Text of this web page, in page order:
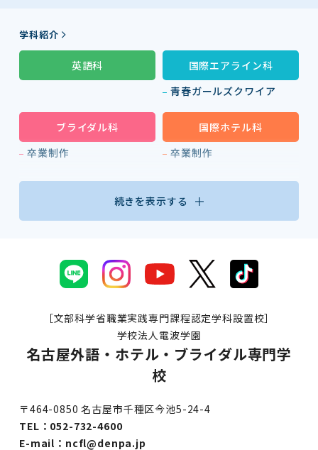
学科紹介
英語科
国際エアライン科
青春ガールズクワイア
ブライダル科
卒業制作
国際ホテル科
卒業制作
続きを表示する
［文部科学省職業実践専門課程認定学科設置校］
学校法人電波学園
名古屋外語・ホテル・ブライダル専門学
校
〒464-0850 名古屋市千種区今池5-24-4
TEL： 052-732-4600
E-mail： ncfl@denpa.jp